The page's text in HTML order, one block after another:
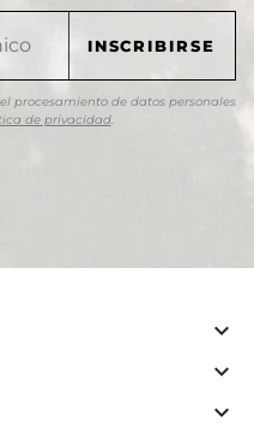
procesamiento de datos personales
de privacidad.


